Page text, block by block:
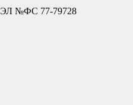
ЭЛ №ФС 77-79728